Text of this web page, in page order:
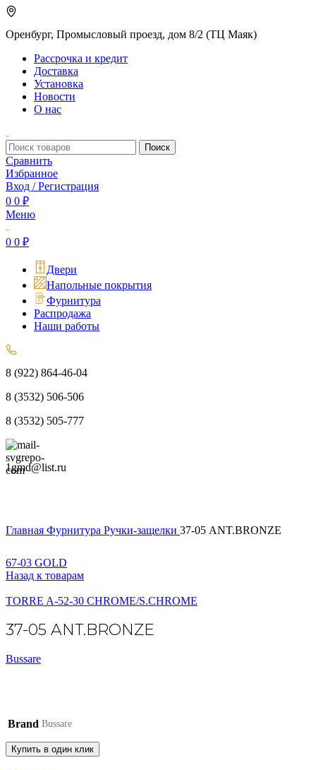
Оренбург, Промысловый проезд, дом 8/2 (ТЦ Маяк)
Рассрочка и кредит
Доставка
Установка
Новости
О нас
Поиск
Сравнить
Избранное
Вход / Регистрация
0 0 ₽
Меню
0 0 ₽
Двери
Напольные покрытия
Фурнитура
Распродажа
Наши работы
8 (922) 864-46-04
8 (3532) 506-506
8 (3532) 505-777
1gmd@list.ru
Главная Фурнитура Ручки-защелки 37-05 ANT.BRONZE
67-03 GOLD
Назад к товарам
TORRE A-52-30 CHROME/S.CHROME
37-05 ANT.BRONZE
Bussare
Brand Bussare
Купить в один клик